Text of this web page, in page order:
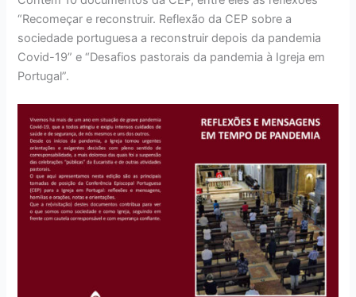
“Recomeçar e reconstruir. Reflexão da CEP sobre a
sociedade portuguesa a reconstruir depois da pandemia
Covid-19” e “Desafios pastorais da pandemia à Igreja em
Portugal”.